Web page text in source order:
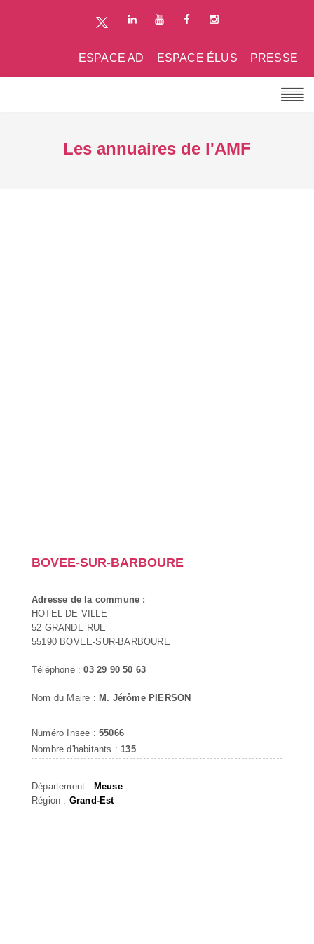
PRESSE
ESPACE ÉLUS
ESPACE AD
Les annuaires de l'AMF
BOVEE-SUR-BARBOURE
Adresse de la commune :
HOTEL DE VILLE
52 GRANDE RUE
55190 BOVEE-SUR-BARBOURE
Téléphone :03 29 90 50 63
Nom du Maire : M. Jérôme PIERSON
Numéro Insee : 55066
Nombre d'habitants : 135
Département : Meuse
Région : Grand-Est